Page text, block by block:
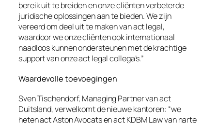
bereik uit te breiden en onze cliënten verbeterde
juridische oplossingen aan te bieden. We zijn
vereerd om deel uit te maken van act legal,
waardoor we onze cliënten ook internationaal
naadloos kunnen ondersteunen met de krachtige
support van onze act legal collega’s.”
Waardevolle toevoegingen
Sven Tischendorf, Managing Partner van act
Duitsland, verwelkomt de nieuwe kantoren: “we
heten act Aston Avocats en act KDBM Law van harte